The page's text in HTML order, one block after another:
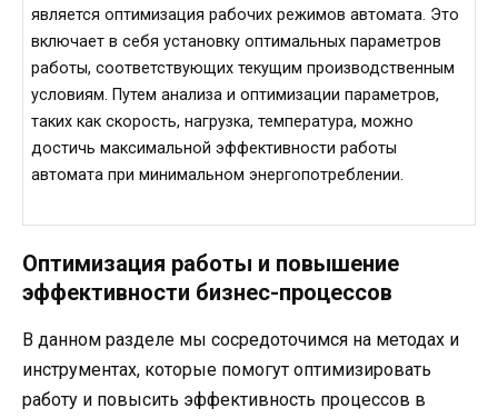
является оптимизация рабочих режимов автомата. Это
включает в себя установку оптимальных параметров
работы, соответствующих текущим производственным
условиям. Путем анализа и оптимизации параметров,
таких как скорость, нагрузка, температура, можно
достичь максимальной эффективности работы
автомата при минимальном энергопотреблении.
Оптимизация работы и повышение
эффективности бизнес-процессов
В данном разделе мы сосредоточимся на методах и
инструментах, которые помогут оптимизировать
работу и повысить эффективность процессов в